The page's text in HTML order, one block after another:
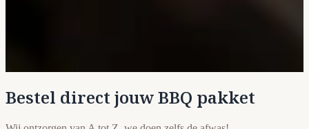
Bestel direct jouw BBQ pakket